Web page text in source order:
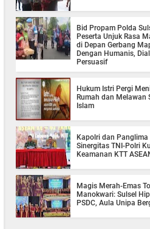
Bid Propam Polda
Peserta Unjuk Rasa
di Depan Gerbang
Dengan Humanis,
Persuasif
Hukum Istri Pergi
Rumah dan Melawan
Islam
Kapolri dan Panglima
Sinergitas TNI-Polri
Keamanan KTT
Magis Merah-Emas
Manokwari: Sulsel
PSDC, Aula Unipa